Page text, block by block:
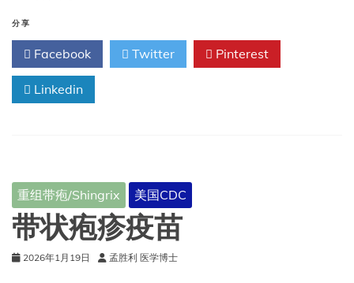
疱
疹
疫
苗
（Shingrix）
最
见
的
带
状
疱
疹
分享
Facebook Twitter Pinterest
Linkedin
重组带疱/Shingrix 美国CDC
带状疱疹疫苗
2026年1月19日 孟胜利 医学博士